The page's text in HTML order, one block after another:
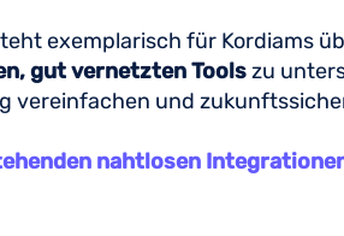
exemplarisch für Kordiams
gut vernetzten Toolszu
vereinfachen und
nahtlosen